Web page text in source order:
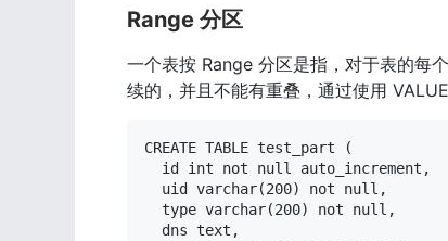
Range 分区
一个表按 Range 分区是指，对于表的每
续的，并且不能有重叠，通过使用
CREATE TABLE test_part (
id int not null auto_increment,
uid varchar(200) not null,
type varchar(200) not null,
dns text,